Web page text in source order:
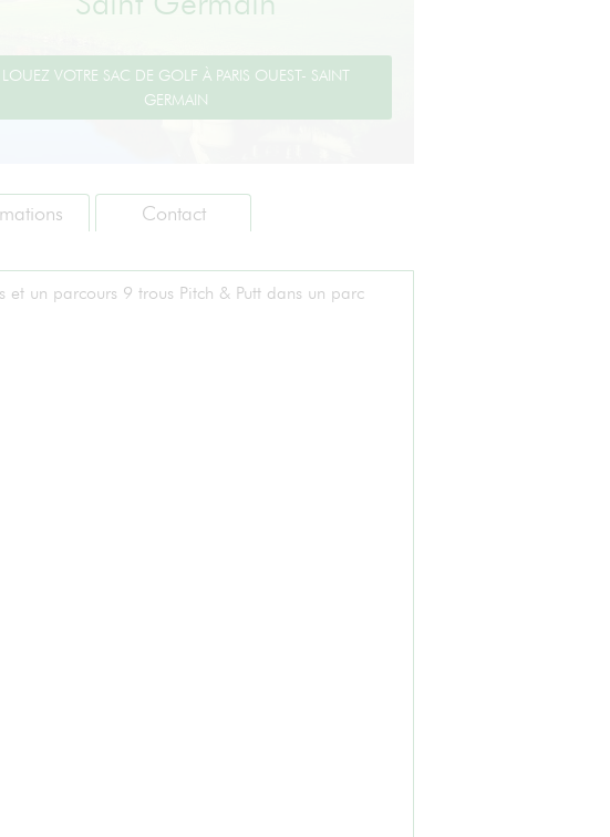
Contact
et un parcours 9 trous Pitch & Putt dans un parc